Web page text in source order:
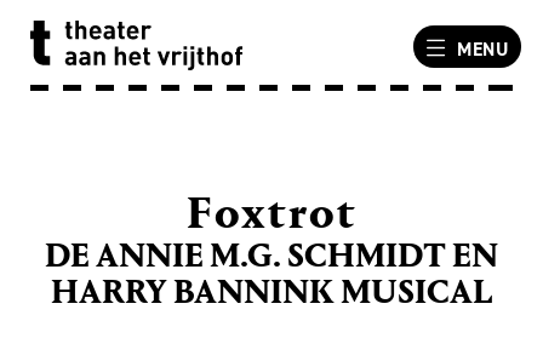
MENU
DE ANNIE M.G. SCHMIDT EN
HARRY BANNINK MUSICAL
Foxtrot